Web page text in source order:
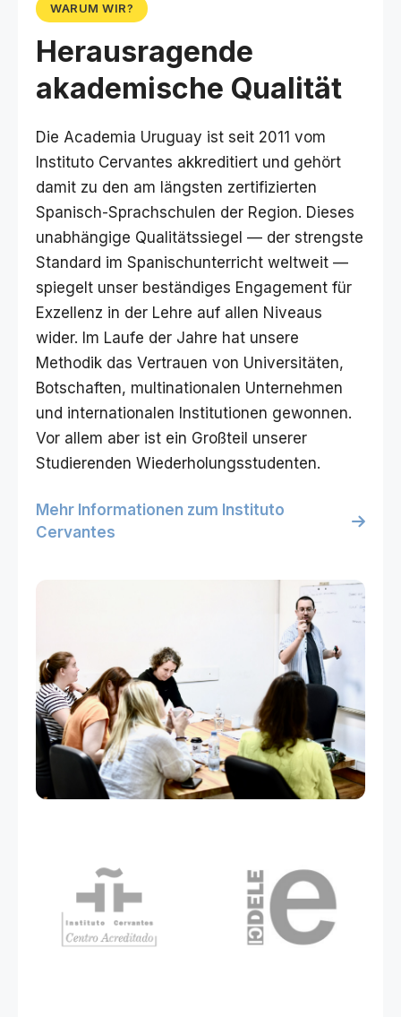
WARUM WIR?
Herausragende
akademische Qualität
Die Academia Uruguay ist seit 2011 vom
Instituto Cervantes akkreditiert und gehört
damit zu den am längsten zertifizierten
Spanisch-Sprachschulen der Region. Dieses
unabhängige Qualitätssiegel — der strengste
Standard im Spanischunterricht weltweit —
spiegelt unser beständiges Engagement für
Exzellenz in der Lehre auf allen Niveaus
wider. Im Laufe der Jahre hat unsere
Methodik das Vertrauen von Universitäten,
Botschaften, multinationalen Unternehmen
und internationalen Institutionen gewonnen.
Vor allem aber ist ein Großteil unserer
Studierenden Wiederholungsstudenten.
Mehr Informationen zum Instituto
Cervantes